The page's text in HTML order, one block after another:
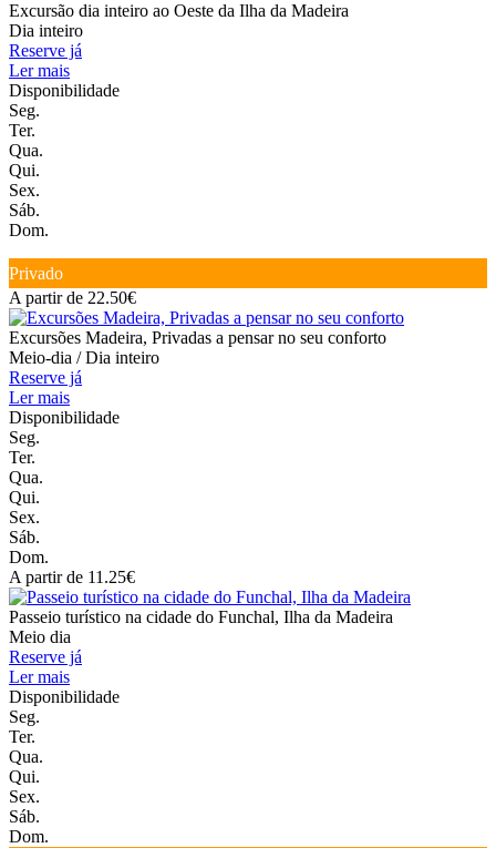
Excursão dia inteiro ao Oeste da Ilha da Madeira
Dia inteiro
Reserve já
Ler mais
Disponibilidade
Seg.
Ter.
Qua.
Qui.
Sex.
Sáb.
Dom.
Privado
A partir de 22.50€
Excursões Madeira, Privadas a pensar no seu conforto
Meio-dia / Dia inteiro
Reserve já
Ler mais
Disponibilidade
Seg.
Ter.
Qua.
Qui.
Sex.
Sáb.
Dom.
A partir de 11.25€
Passeio turístico na cidade do Funchal, Ilha da Madeira
Meio dia
Reserve já
Ler mais
Disponibilidade
Seg.
Ter.
Qua.
Qui.
Sex.
Sáb.
Dom.